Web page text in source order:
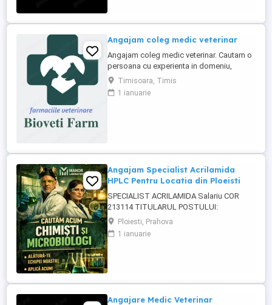
Angajam coleg medic veterinar
Angajam coleg medic veterinar. Cautam o
persoana cu experienta in domeniu,
serioasa, dinamica, pasionata de
domeniu, cu spirit de echipa. Orientare
către client Bune abilități de comunicare
Timisoara, Timis
1 ianuarie
Angajam Specialist Acrilamida
HPLC Pentru Locatia din Ploeisti
SPECIALIST ACRILAMIDA Salariu COR
213114 TITULARUL POSTULUI:
_______________________________________
COMPARTIMENTUL: Laboratorul MANOR
LABORATORY CENTER SRL, punct de
postliceale absolvite ...
Ploiesti, Prahova
1 ianuarie
Angajare Medic Veterinar